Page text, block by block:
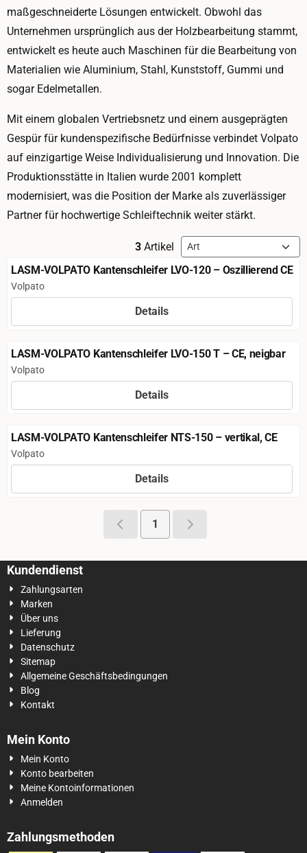
maßgeschneiderte Lösungen entwickelt. Obwohl das
Unternehmen ursprünglich aus der Holzbearbeitung stammt,
entwickelt es heute auch Maschinen für die Bearbeitung von
Materialien wie Aluminium, Stahl, Kunststoff, Gummi und
sogar Edelmetallen.
Mit einem globalen Vertriebsnetz und einem ausgeprägten
Gespür für kundenspezifische Bedürfnisse verbindet Volpato
auf einzigartige Weise Individualisierung und Innovation. Die
Produktionsstätte in Italien wurde 2001 komplett
modernisiert, was die Position der Marke als zuverlässiger
Partner für hochwertige Schleiftechnik weiter stärkt.
3 Artikel Sortiermethode
LASM-VOLPATO Kantenschleifer LVO-120 – Oszillierend CE
Marke:
Volpato
Details
LASM-VOLPATO Kantenschleifer LVO-150 T – CE, neigbar
Marke:
Volpato
Details
LASM-VOLPATO Kantenschleifer NTS-150 – vertikal, CE
Marke:
Volpato
Details
1
Kundendienst
Zahlungsarten
Marken
Über uns
Lieferung
Datenschutz
Sitemap
Allgemeine Geschäftsbedingungen
Blog
Kontakt
Mein Konto
Mein Konto
Konto bearbeiten
Meine Kontoinformationen
Anmelden
Zahlungsmethoden